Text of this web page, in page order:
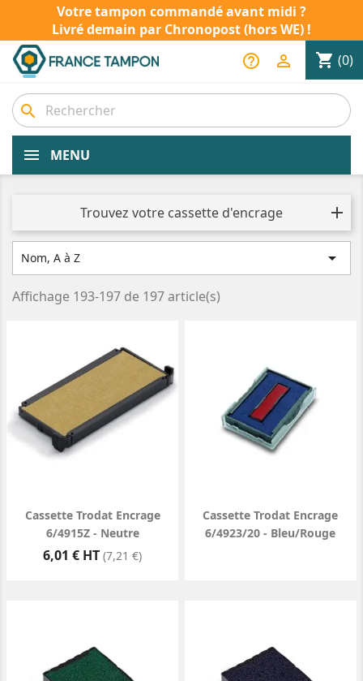
Votre tampon commandé avant midi ?
Livré demain par Chronopost (hors WE) !
shopping_cart (0)

help_outline
search
MENU
Trouvez votre cassette d'encrage
Nom, A à Z 
Affichage 193-197 de 197 article(s)
Cassette Trodat Encrage
6/4915Z - Neutre
Prix
6,01 € HT (7,21 €)
Cassette Trodat Encrage
6/4923/20 - Bleu/Rouge